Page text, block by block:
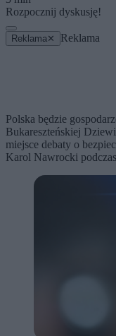
Rozpocznij dyskusję!
Reklama ✕ Reklama
Polska będzie
Bukareszteńskiej
miejsce debaty o
Karol Nawrocki